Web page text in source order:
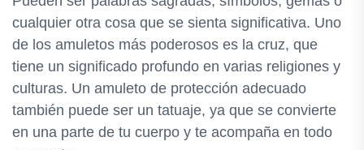
cualquier otra cosa que se sienta significativa. Uno
de los amuletos más poderosos es la cruz, que
tiene un significado profundo en varias religiones y
culturas. Un amuleto de protección adecuado
también puede ser un tatuaje, ya que se convierte
en una parte de tu cuerpo y te acompaña en todo